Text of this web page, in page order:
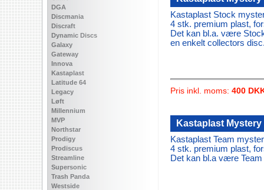
DGA
Discmania
Discraft
Dynamic Discs
Galaxy
Gateway
Innova
Kastaplast
Latitude 64
Legacy
Løft
Millennium
MVP
Northstar
Prodigy
Prodiscus
Streamline
Supersonic
Trash Panda
Westside
Kastaplast Stock
4 stk. premium plast,
Det kan bl.a. være
en enkelt collectors
Pris inkl. moms: 400
Kastaplast
Kastaplast Team
4 stk. premium plast,
Det kan bl.a være